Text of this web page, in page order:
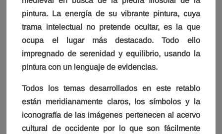
pintura. La energía de su vibrante pintura, cuya
trama intelectual no pretende ocultar, es la que
ocupa el lugar más destacado. Todo ello
impregnado de serenidad y equilibrio, usando la
pintura con un lenguaje de evidencias.
Todos los temas desarrollados en este retablo
están meridianamente claros, los símbolos y la
iconografía de las imágenes pertenecen al acervo
cultural de occidente por lo que son fácilmente